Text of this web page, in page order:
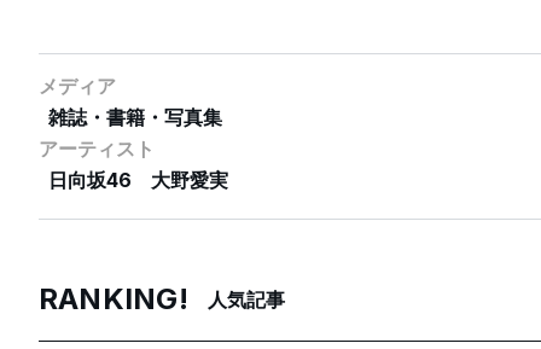
メディア
雑誌・書籍・写真集
アーティスト
日向坂46
大野愛実
RANKING! 人気記事